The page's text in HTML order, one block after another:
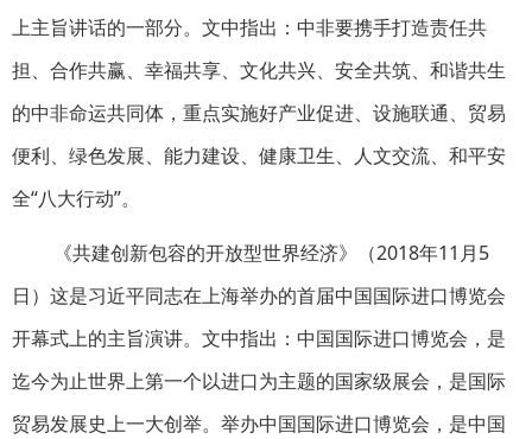
上主旨讲话的一部分。文中指出：中非要携手打造责任共
担、合作共赢、幸福共享、文化共兴、安全共筑、和谐共生
的中非命运共同体，重点实施好产业促进、设施联通、贸易
便利、绿色发展、能力建设、健康卫生、人文交流、和平安
全“八大行动”。
《共建创新包容的开放型世界经济》（2018年11月5
日）这是习近平同志在上海举办的首届中国国际进口博览会
开幕式上的主旨演讲。文中指出：中国国际进口博览会，是
迄今为止世界上第一个以进口为主题的国家级展会，是国际
贸易发展史上一大创举。举办中国国际进口博览会，是中国